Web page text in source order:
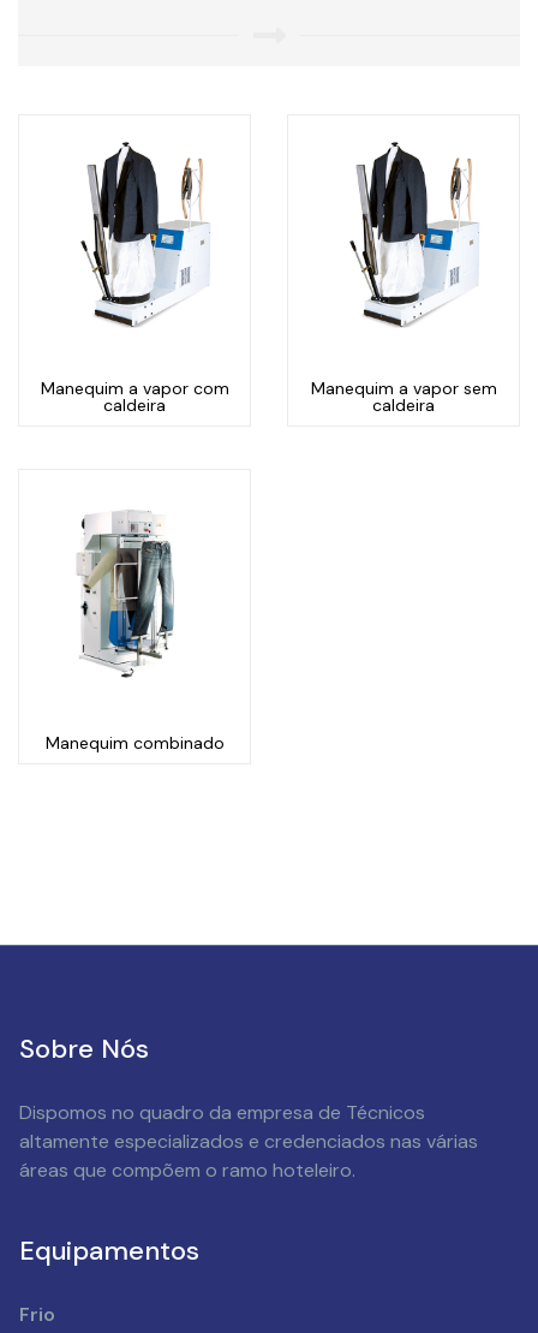
Manequim a vapor com
caldeira
Manequim a vapor sem
caldeira
Manequim combinado
Sobre Nós
Dispomos no quadro da empresa de Técnicos
altamente especializados e credenciados nas várias
áreas que compõem o ramo hoteleiro.
Equipamentos
Frio